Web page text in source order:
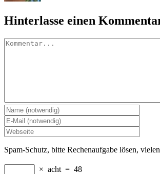
Hinterlasse einen
Kommentar
Spam-Schutz, bitte Rechenaufgabe lösen,
× acht = 48